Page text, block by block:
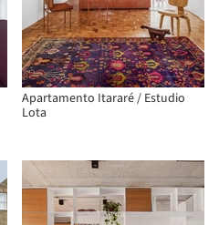
Apartamento Itararé / Estudio
Lota